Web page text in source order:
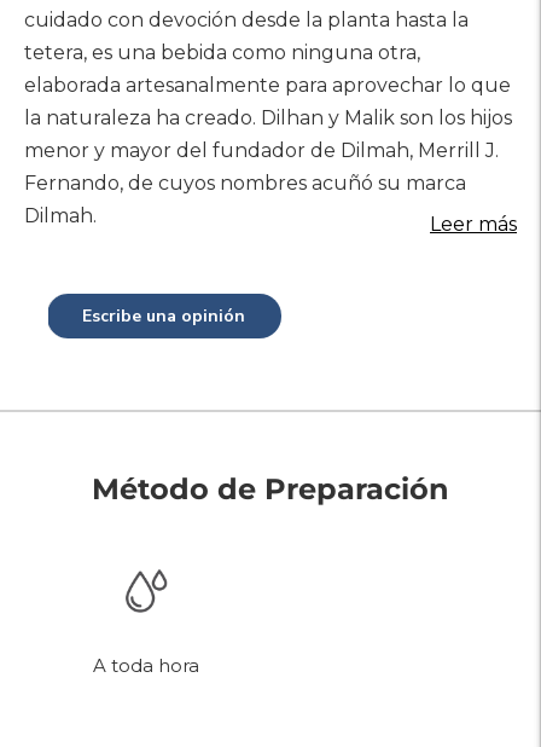
cuidado con devoción desde la planta hasta la
tetera, es una bebida como ninguna otra,
elaborada artesanalmente para aprovechar lo que
la naturaleza ha creado. Dilhan y Malik son los hijos
menor y mayor del fundador de Dilmah, Merrill J.
Fernando, de cuyos nombres acuñó su marca
Dilmah.
Leer más
Escribe una opinión
Método de Preparación
A toda hora